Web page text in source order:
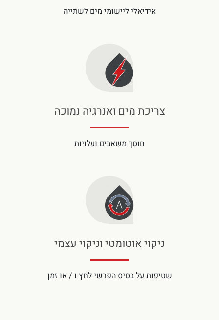
אידיאלי ליישומי מים לשתייה
צריכת מים ואנרגיה נמוכה
חוסך משאבים ועלויות
ניקוי אוטומטי וניקוי עצמי
שטיפות על בסיס הפרשי לחץ ו / או זמן